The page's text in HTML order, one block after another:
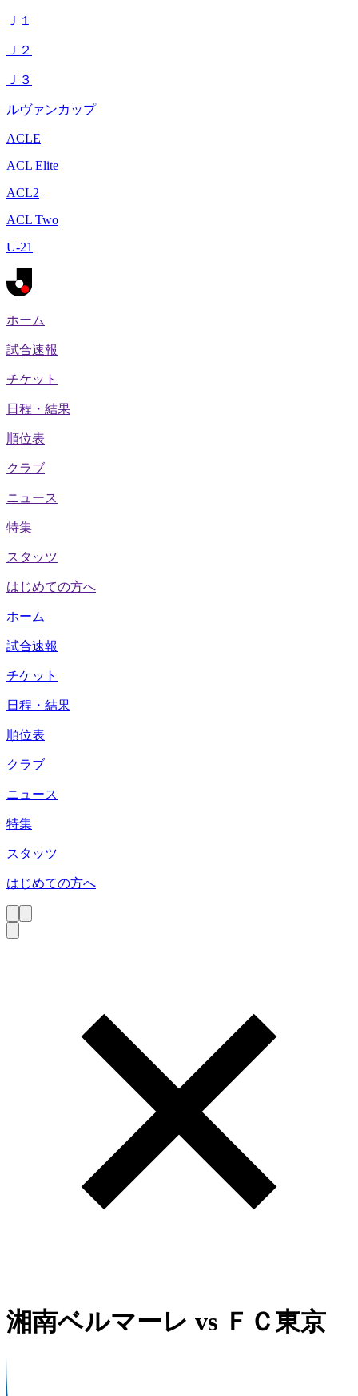
Ｊ１
Ｊ２
Ｊ３
ルヴァンカップ
ACLE
ACL Elite
ACL2
ACL Two
U-21
ホーム
試合速報
チケット
日程・結果
順位表
クラブ
ニュース
特集
スタッツ
はじめての方へ
ホーム
試合速報
チケット
日程・結果
順位表
クラブ
ニュース
特集
スタッツ
はじめての方へ
湘南ベルマーレ vs ＦＣ東京